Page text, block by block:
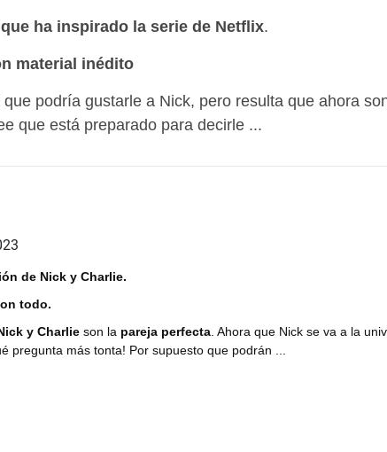
ha inspirado la serie de Netflix.
material inédito
podría gustarle a Nick, pero resulta que ahora
que está preparado para decirle ...
de Nick y Charlie.
todo.
y Charlie son la pareja perfecta. Ahora que Nick se va a la
pregunta más tonta! Por supuesto que podrán ...